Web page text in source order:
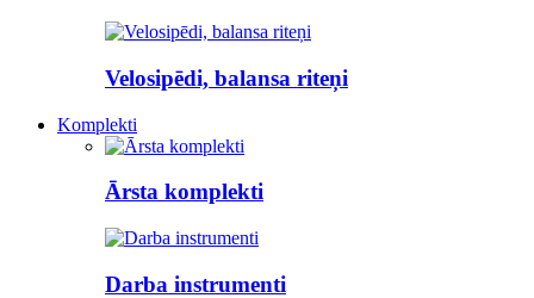
Velosipēdi, balansa riteņi
Komplekti
Ārsta komplekti
Darba instrumenti